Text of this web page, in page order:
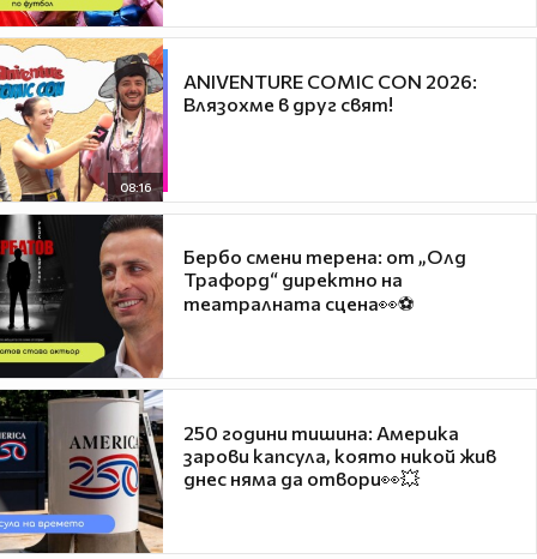
08:16
ANIVENTURE COMIC CON 2026:
Влязохме в друг свят!
Бербо смени терена: от „Олд
Трафорд“ директно на
театралната сцена👀⚽
250 години тишина: Америка
зарови капсула, която никой жив
днес няма да отвори👀💥